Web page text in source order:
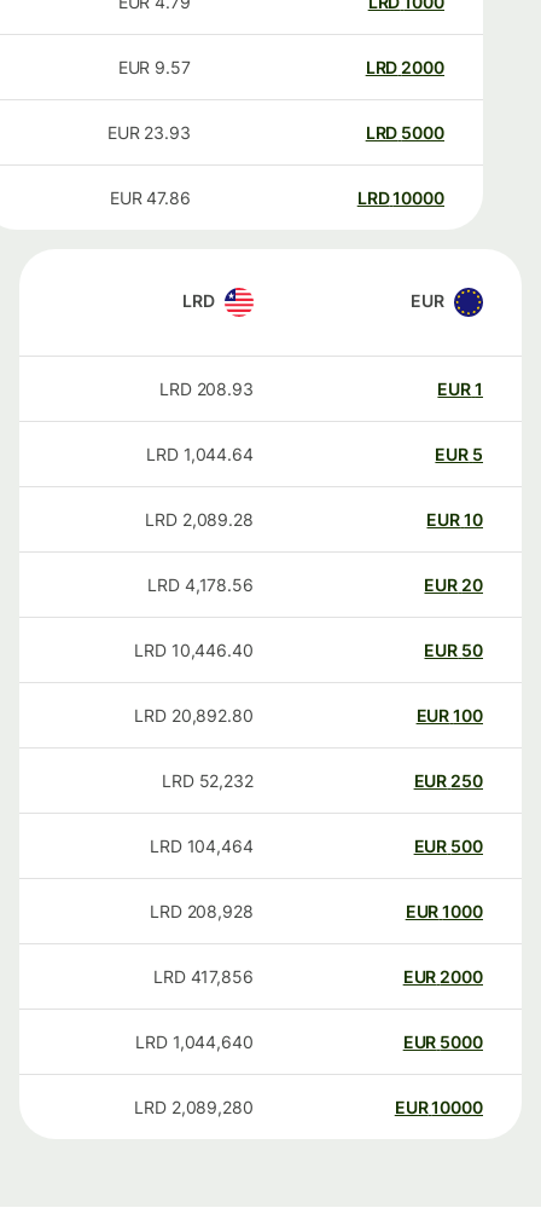
2000
LRD
9.57
EUR
5000
LRD
23.93
EUR
10000
LRD
47.86
EUR
EUR
LRD
EUR
208.93
LRD
EUR
1,044.64
LRD
EUR
2,089.28
LRD
20
EUR
4,178.56
LRD
50
EUR
10,446.40
LRD
100
EUR
20,892.80
LRD
250
EUR
52,232
LRD
500
EUR
104,464
LRD
1000
EUR
208,928
LRD
2000
EUR
417,856
LRD
5000
EUR
1,044,640
LRD
10000
EUR
2,089,280
LRD